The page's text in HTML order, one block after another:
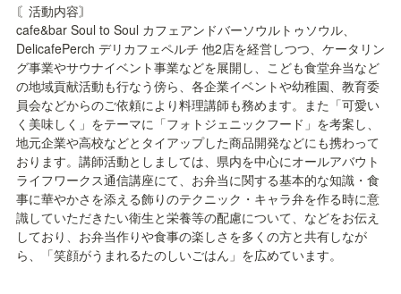
〘活動内容〙
cafe&bar Soul to Soul カフェアンドバーソウルトゥソウル、
DelicafePerch デリカフェペルチ 他2店を経営しつつ、ケータリン
グ事業やサウナイベント事業などを展開し、こども食堂弁当など
の地域貢献活動も行なう傍ら、各企業イベントや幼稚園、教育委
員会などからのご依頼により料理講師も務めます。また「可愛い
く美味しく」をテーマに「フォトジェニックフード」を考案し、
地元企業や高校などとタイアップした商品開発などにも携わって
おります。講師活動としましては、県内を中心にオールアバウト
ライフワークス通信講座にて、お弁当に関する基本的な知識・食
事に華やかさを添える飾りのテクニック・キャラ弁を作る時に意
識していただきたい衛生と栄養等の配慮について、などをお伝え
しており、お弁当作りや食事の楽しさを多くの方と共有しなが
ら、「笑顔がうまれるたのしいごはん」を広めています。